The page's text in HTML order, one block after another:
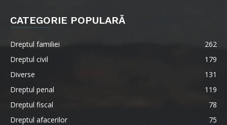
CATEGORIE POPULARĂ
Dreptul familiei
262
Dreptul civil
179
Diverse
131
Dreptul penal
119
Dreptul fiscal
78
Dreptul afacerilor
75